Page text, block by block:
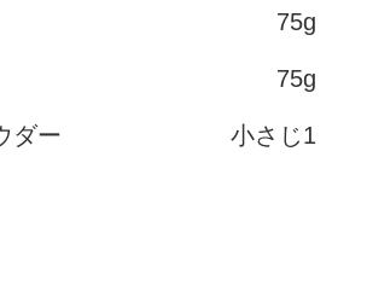
75g
75g
ダー 小さじ1